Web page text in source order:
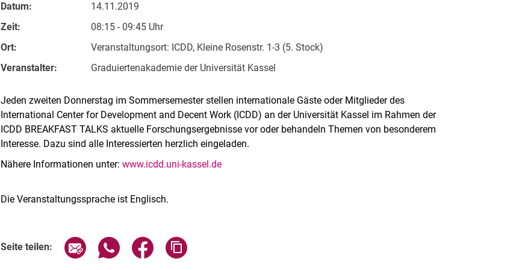
Datum:
14.11.2019
Zeit:
08:15 - 09:45 Uhr
Ort:
Veranstaltungsort: ICDD, Kleine Rosenstr. 1-3 (5. Stock)
Veranstalter:
Graduiertenakademie der Universität Kassel
Jeden zweiten Donnerstag im Sommersemester stellen internationale Gäste oder Mitglieder des
International Center for Development and Decent Work (ICDD) an der Universität Kassel im Rahmen der
ICDD BREAKFAST TALKS aktuelle Forschungsergebnisse vor oder behandeln Themen von besonderem
Interesse. Dazu sind alle Interessierten herzlich eingeladen.
Nähere Informationen unter:www.icdd.uni-kassel.de
Die Veranstaltungssprache ist Englisch.
Seite teilen: Seite über E-Mail teilen
Seite über WhatsApp teilen (externer Link, öffnet neues Fenster)
Seite über Facebook teilen (externer Link, öffnet neues Fenster)